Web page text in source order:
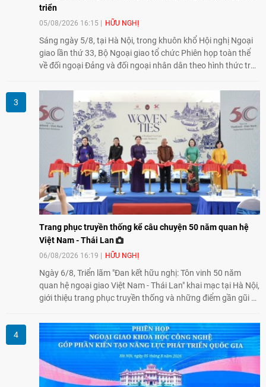
triển
05/08/2026 16:15 HỮU NGHỊ
Sáng ngày 5/8, tại Hà Nội, trong khuôn khổ Hội nghị Ngoại
giao lần thứ 33, Bộ Ngoại giao tổ chức Phiên họp toàn thể
về đối ngoại Đảng và đối ngoại nhân dân theo hình thức trực
và các Cơ quan đại diện Việt Nam ở nước ngoài.
Trang phục truyền thống kể câu chuyện 50 năm quan hệ
Việt Nam - Thái Lan
06/08/2026 16:19 HỮU NGHỊ
Ngày 6/8, Triển lãm "Đan kết hữu nghị: Tôn vinh 50 năm
quan hệ ngoại giao Việt Nam - Thái Lan" khai mạc tại Hà Nội,
giới thiệu trang phục truyền thống và những điểm gần gũi về
giao lưu nhân dân trong chặng đường nửa thế kỷ quan hệ
song phương.